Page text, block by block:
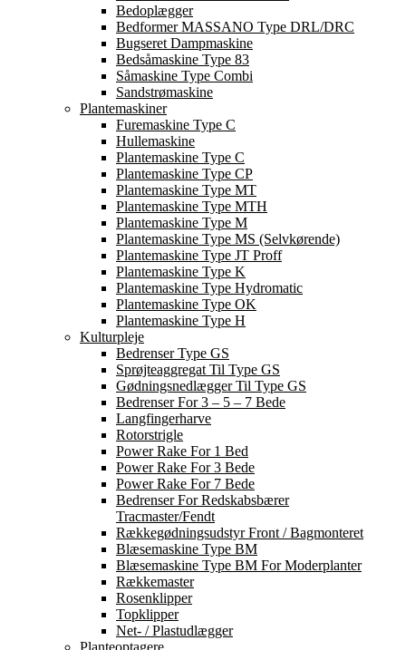
Bedoplægger
Bedformer MASSANO Type DRL/DRC
Bugseret Dampmaskine
Bedsåmaskine Type 83
Såmaskine Type Combi
Sandstrømaskine
Plantemaskiner
Furemaskine Type C
Hullemaskine
Plantemaskine Type C
Plantemaskine Type CP
Plantemaskine Type MT
Plantemaskine Type MTH
Plantemaskine Type M
Plantemaskine Type MS (Selvkørende)
Plantemaskine Type JT Proff
Plantemaskine Type K
Plantemaskine Type Hydromatic
Plantemaskine Type OK
Plantemaskine Type H
Kulturpleje
Bedrenser Type GS
Sprøjteaggregat Til Type GS
Gødningsnedlægger Til Type GS
Bedrenser For 3 – 5 – 7 Bede
Langfingerharve
Rotorstrigle
Power Rake For 1 Bed
Power Rake For 3 Bede
Power Rake For 7 Bede
Bedrenser For Redskabsbærer
Tracmaster/Fendt
Rækkegødningsudstyr Front / Bagmonteret
Blæsemaskine Type BM
Blæsemaskine Type BM For Moderplanter
Rækkemaster
Rosenklipper
Topklipper
Net- / Plastudlægger